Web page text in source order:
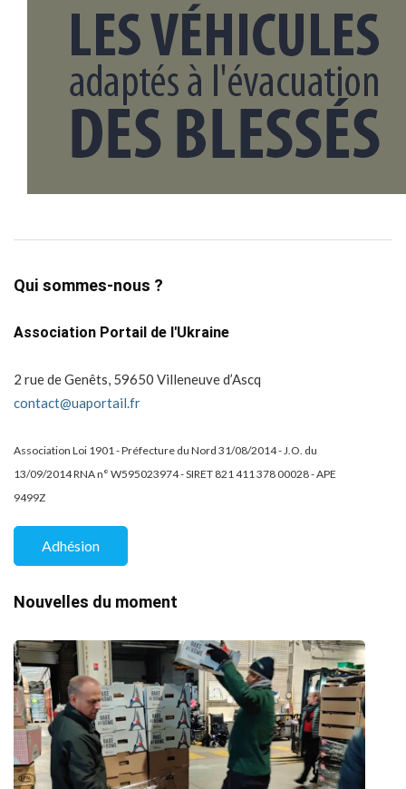
Qui sommes-nous ?
Association Portail de l'Ukraine
2 rue de Genêts, 59650 Villeneuve d’Ascq
contact@uaportail.fr
Association Loi 1901 - Préfecture du Nord 31/08/2014 - J.O. du
13/09/2014 RNA n° W595023974 - SIRET 821 411 378 00028 - APE
9499Z
Adhésion
Nouvelles du moment